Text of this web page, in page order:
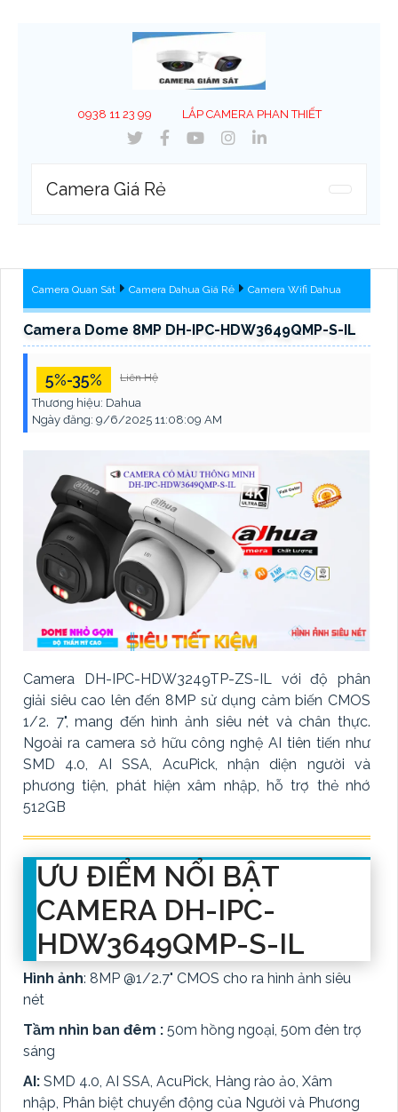
0938 11 23 99 LẮP CAMERA PHAN THIẾT
Camera Giá Rẻ
Camera Quan Sát Camera Dahua Giá Rẻ Camera Wifi Dahua
Camera Dome 8MP DH-IPC-HDW3649QMP-S-IL
5%-35% Liên Hệ
Thương hiệu: Dahua
Ngày đăng: 9/6/2025 11:08:09 AM
Camera DH-IPC-HDW3249TP-ZS-IL với độ phân
giải siêu cao lên đến 8MP sử dụng cảm biến CMOS
1/2. 7", mang đến hình ảnh siêu nét và chân thực.
Ngoài ra camera sở hữu công nghệ AI tiên tiến như
SMD 4.0, AI SSA, AcuPick, nhận diện người và
phương tiện, phát hiện xâm nhập, hỗ trợ thẻ nhớ
512GB
ƯU ĐIỂM NỔI BẬT
CAMERA DH-IPC-
HDW3649QMP-S-IL
Hình ảnh: 8MP @1/2.7" CMOS cho ra hình ảnh siêu
nét
Tầm nhìn ban đêm : 50m hồng ngoại, 50m đèn trợ
sáng
AI: SMD 4.0, AI SSA, AcuPick, Hàng rào ảo, Xâm
nhập, Phân biệt chuyển động của Người và Phương